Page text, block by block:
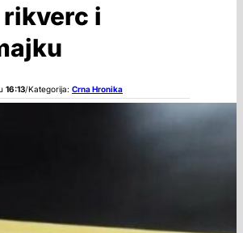
i
16:13/Kategorija: Crna Hronika